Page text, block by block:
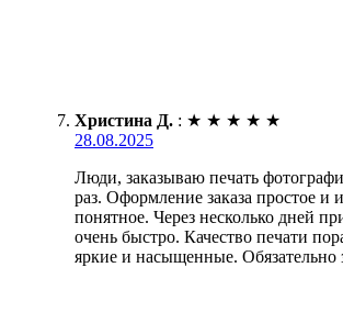
Христина Д. : ★ ★ ★ ★ ★
28.08.2025
Люди, заказываю печать
раз. Оформление заказа простое и
понятное. Через несколько дней
очень быстро. Качество печати
яркие и насыщенные. Обязательно